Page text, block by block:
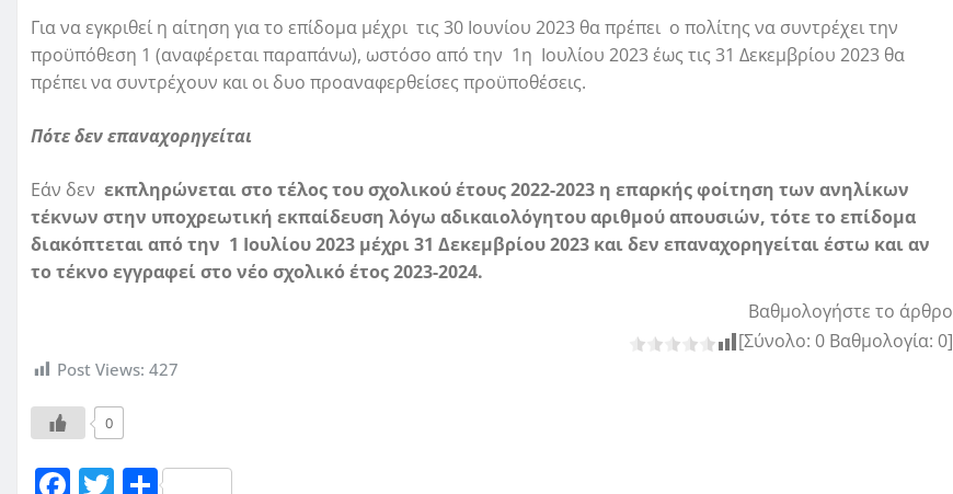
Για να εγκριθεί η αίτηση για το επίδομα μέχρι τις 30 Ιουνίου 2023 θα πρέπει ο πολίτης να συντρέχει την
προϋπόθεση 1 (αναφέρεται παραπάνω), ωστόσο από την 1η Ιουλίου 2023 έως τις 31 Δεκεμβρίου 2023 θα
πρέπει να συντρέχουν και οι δυο προαναφερθείσες προϋποθέσεις.
Πότε δεν επαναχορηγείται
Εάν δεν εκπληρώνεται στο τέλος του σχολικού έτους 2022-2023 η επαρκής φοίτηση των ανηλίκων
τέκνων στην υποχρεωτική εκπαίδευση λόγω αδικαιολόγητου αριθμού απουσιών, τότε το επίδομα
διακόπτεται από την 1 Ιουλίου 2023 μέχρι 31 Δεκεμβρίου 2023 και δεν επαναχορηγείταιέστω και αν
το τέκνο εγγραφεί στο νέο σχολικό έτος 2023-2024.
Βαθμολογήστε το άρθρο
[Σύνολο: 0 Βαθμολογία: 0]
Post Views: 427
0